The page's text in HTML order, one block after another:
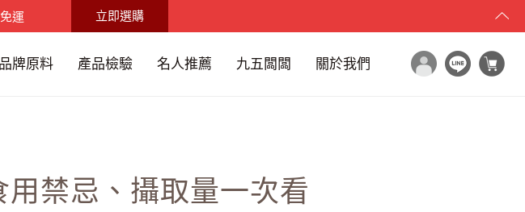
運
立即選購
品牌原料 產品檢驗 名人推薦 九五闆闆 關於我們
禁忌、攝取量一次看